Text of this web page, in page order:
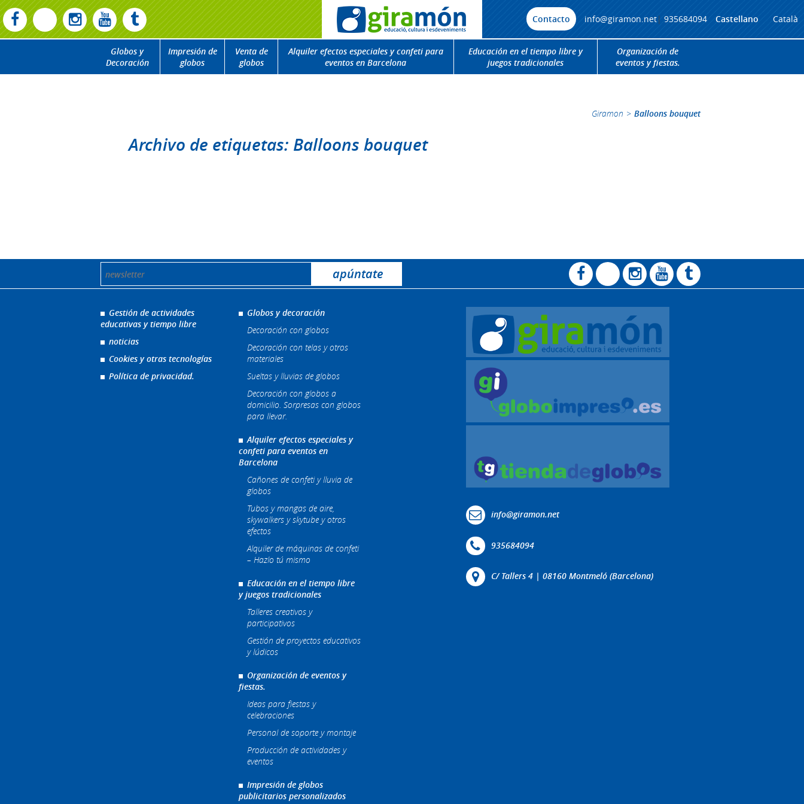
Contacto info@giramon.net| 935684094 Castellano Català
Globos y
Decoración
Impresión de
globos
Venta de
globos
Alquiler efectos especiales y confeti para
eventos en Barcelona
Educación en el tiempo libre y
juegos tradicionales
Organización de
eventos y fiestas.
Giramon > Balloons bouquet
Archivo de etiquetas: Balloons bouquet
Gestión de actividades
educativas y tiempo libre
noticias
Cookies y otras tecnologías
Política de privacidad.
Globos y decoración
Decoración con globos
Decoración con telas y otros
materiales
Sueltas y lluvias de globos
Decoración con globos a
domicilio. Sorpresas con globos
para llevar.
Alquiler efectos especiales y
confeti para eventos en
Barcelona
Cañones de confeti y lluvia de
globos
Tubos y mangas de aire,
skywalkers y skytube y otros
efectos
Alquiler de máquinas de confeti
– Hazlo tú mismo
Educación en el tiempo libre
y juegos tradicionales
Talleres creativos y
participativos
Gestión de proyectos educativos
y lúdicos
Organización de eventos y
fiestas.
Ideas para fiestas y
celebraciones
Personal de soporte y montaje
Producción de actividades y
eventos
Impresión de globos
publicitarios personalizados
info@giramon.net
935684094
C/ Tallers 4 | 08160 Montmeló (Barcelona)